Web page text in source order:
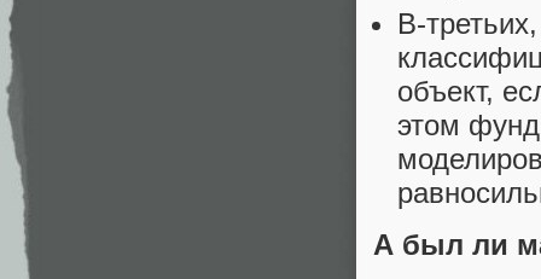
В-
объект,
этом
А был ли